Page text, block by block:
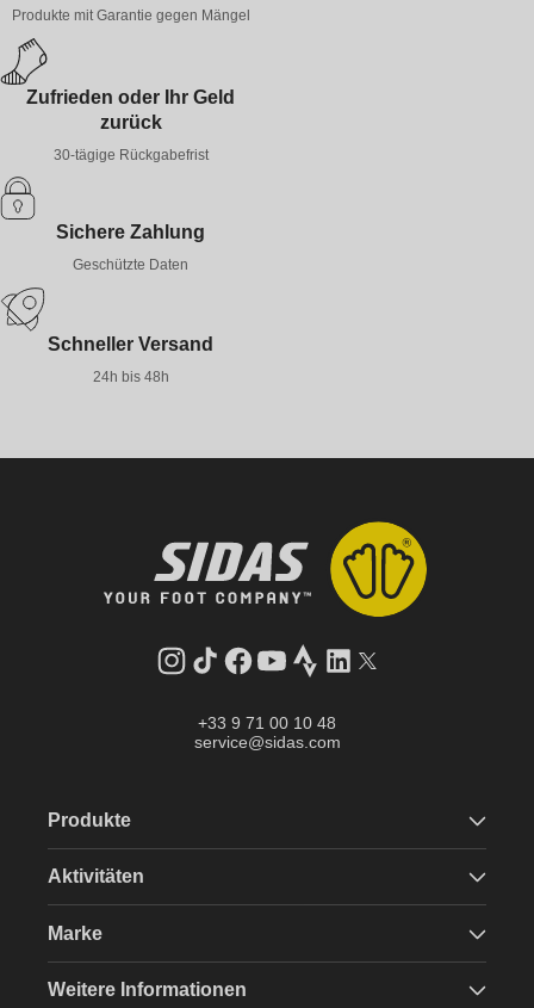
Produkte mit Garantie gegen Mängel
Zufrieden oder Ihr Geld
zurück
30-tägige Rückgabefrist
Sichere Zahlung
Geschützte Daten
Schneller Versand
24h bis 48h
Instagram
TikTokFacebook
YouTube
StravaLinkedInTwitter
+33 9 71 00 10 48
service@sidas.com
Produkte
Aktivitäten
Marke
Weitere Informationen